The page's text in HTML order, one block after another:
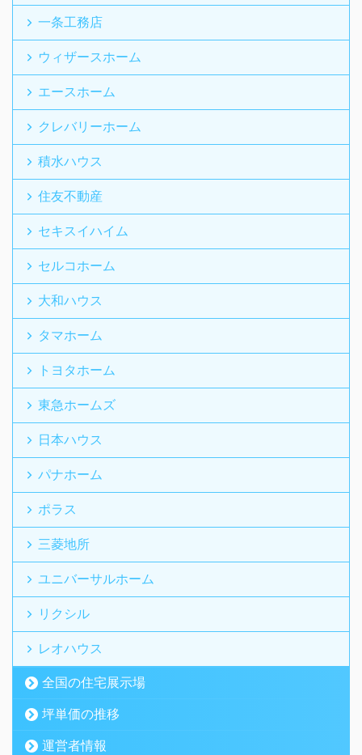
一条工務店
ウィザースホーム
エースホーム
クレバリーホーム
積水ハウス
住友不動産
セキスイハイム
セルコホーム
大和ハウス
タマホーム
トヨタホーム
東急ホームズ
日本ハウス
パナホーム
ポラス
三菱地所
ユニバーサルホーム
リクシル
レオハウス
全国の住宅展示場
坪単価の推移
運営者情報